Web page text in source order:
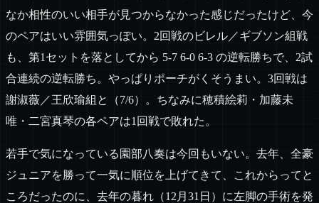
なか相性のいい相手が見つからなかった感じだったけど、今
のペアはいい雰囲気っぽい。2回戦のビレル／ギブソン組戦
も、第1セットを落としてから 5-7 6-0 6-3 の逆転勝ちで、2試
合連続の逆転勝ち。やっぱりポーチがくそうまい。3回戦は
謝淑薇／王欣瑜組と（7/6）。ちなみに穂積絵莉・加藤未
唯・二宮真琴の各ペアは1回戦で敗れた。
若手で気になっている園部八奏は今回もいない。去年、全豪
ジュニアを勝って一気に順位を上げてきて、これからってと
ころだったのに、去年の暮れ（12月31日）に左脚の手術を発